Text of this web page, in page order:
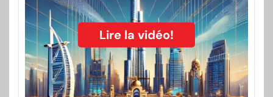
Lire la vidéo!